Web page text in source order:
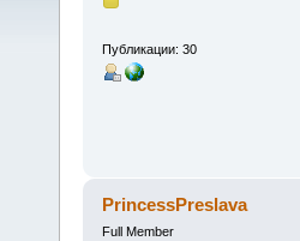
Публикации: 30
PrincessPreslava
Full Member